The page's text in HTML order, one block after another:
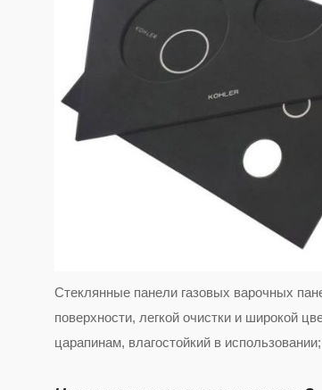
Стеклянные панели газовых варочных
поверхности, легкой очистки и широкой
царапинам, влагостойкий в